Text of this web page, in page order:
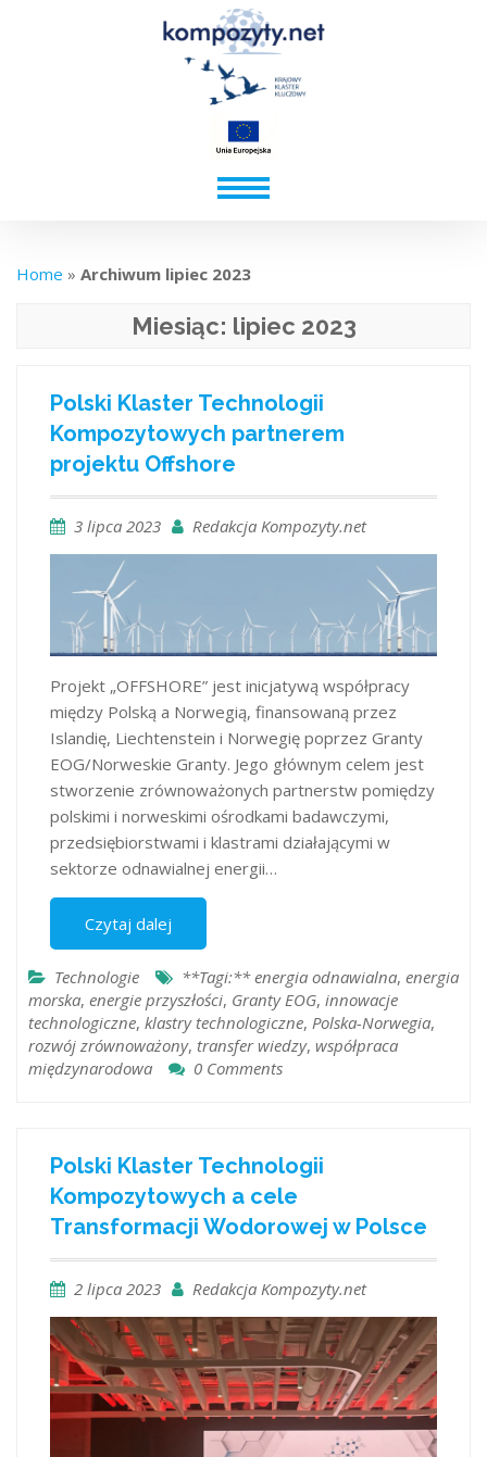
Home » Archiwum lipiec 2023
Miesiąc: lipiec 2023
Polski Klaster Technologii
Kompozytowych partnerem
projektu Offshore
3 lipca 2023 Redakcja Kompozyty.net
Projekt „OFFSHORE” jest inicjatywą współpracy
między Polską a Norwegią, finansowaną przez
Islandię, Liechtenstein i Norwegię poprzez Granty
EOG/Norweskie Granty. Jego głównym celem jest
stworzenie zrównoważonych partnerstw pomiędzy
polskimi i norweskimi ośrodkami badawczymi,
przedsiębiorstwami i klastrami działającymi w
sektorze odnawialnej energii…
Czytaj dalej
Technologie **Tagi:** energia odnawialna, energia
morska, energie przyszłości, Granty EOG, innowacje
technologiczne, klastry technologiczne, Polska-Norwegia,
rozwój zrównoważony, transfer wiedzy, współpraca
międzynarodowa
0 Comments
Polski Klaster Technologii
Kompozytowych a cele
Transformacji Wodorowej w Polsce
2 lipca 2023 Redakcja Kompozyty.net